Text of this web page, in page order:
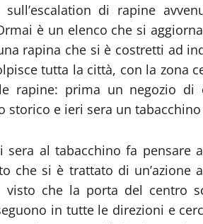
sull’escalation di rapine
è un elenco che si
rapina che si è costretti ad
tutta la città, con la zona
rapine: prima un negozio di
storico e ieri sera un
sera al tabacchino fa
che si è trattato di
visto che la porta del centro
in tutte le direzioni e